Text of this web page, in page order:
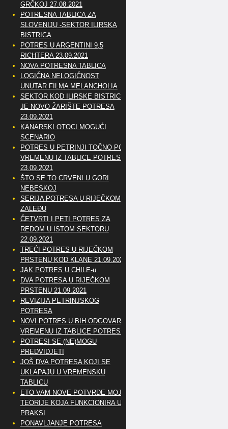
GRČKOJ 27.08.2021
POTRESNA TABLICA ZA
SLOVENIJU -SEKTOR ILIRSKA
BISTRICA
POTRES U ARGENTINI 9,5
RICHTERA 23.09.2021
NOVA POTRESNA TABLICA
LOGIČNA NELOGIČNOST
UNUTAR FILMA MELANCHOLIA
SEKTOR KOD ILIRSKE BISTRICE
JE NOVO ŽARIŠTE POTRESA
23.09.2021
KANARSKI OTOCI MOGUĆI
SCENARIO
POTRES U PETRINJI TOČNO PO
VREMENU IZ TABLICE POTRESA
23.09.2021
ŠTO SE TO CRVENI U GORI
NEBESKOJ
SERIJA POTRESA U RIJEČKOM
ZALEĐU
ČETVRTI I PETI POTRES ZA
REDOM U ISTOM SEKTORU
22.09.2021
TREĆI POTRES U RIJEČKOM
PRSTENU KOD KLANE 21.09.2021
JAK POTRES U CHILE-u
DVA POTRESA U RIJEČKOM
PRSTENU 21.09.2021
REVIZIJA PETRINJSKOG
POTRESA
NOVI POTRES U BIH ODGOVARA
VREMENU IZ TABLICE POTRESA
POTRESI SE (NE)MOGU
PREDVIDJETI
JOŠ DVA POTRESA KOJI SE
UKLAPAJU U VREMENSKU
TABLICU
ETO VAM NOVE POTVRDE MOJE
TEORIJE KOJA FUNKCIONIRA U
PRAKSI
PONAVLJANJE POTRESA